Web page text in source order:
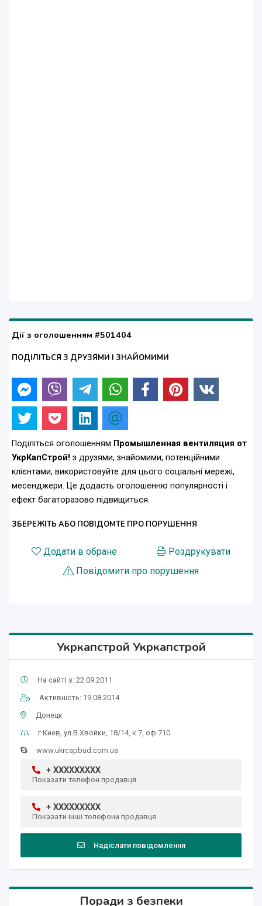
Дії з оголошенням #501404
ПОДІЛІТЬСЯ З ДРУЗЯМИ І ЗНАЙОМИМИ
Поділіться оголошенням Промышленная вентиляция от
УкрКапСтрой! з друзями, знайомими, потенційними
клієнтами, використовуйте для цього соціальні мережі,
месенджери. Це додасть оголошенню популярності і
ефект багаторазово підвищиться.
ЗБЕРЕЖІТЬ АБО ПОВІДОМТЕ ПРО ПОРУШЕННЯ
Додати в обране
Роздрукувати
Повідомити про порушення
Укркапстрой Укркапстрой
На сайті з: 22.09.2011
Активність: 19.08.2014
Донецк
г.Киев, ул.В.Хвойки, 18/14, к.7, оф.710
www.ukrcapbud.com.ua
+ XXXXXXXXX
Показати телефон продавця
+ XXXXXXXXX
Показати інші телефони продавця
Надіслати повідомлення
Поради з безпеки